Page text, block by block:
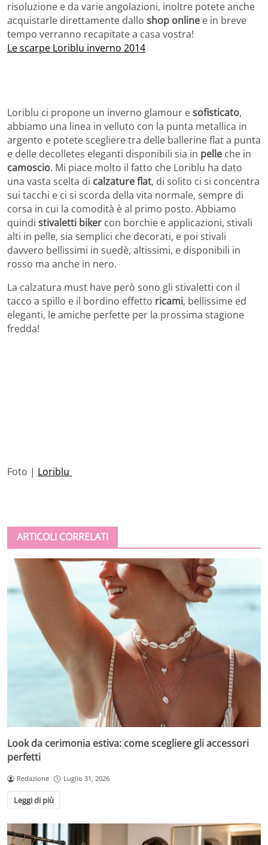
risoluzione e da varie angolazioni, inoltre potete anche
acquistarle direttamente dallo shop online e in breve
tempo verranno recapitate a casa vostra!
Le scarpe Loriblu inverno 2014
Loriblu ci propone un inverno glamour esofisticato,
abbiamo una linea in velluto con la punta metallica in
argento e potete scegliere tra delle ballerine flat a punta
e delle decolletes eleganti disponibili sia in pelle che in
camoscio. Mi piace molto il fatto che Loriblu ha dato
una vasta scelta di calzature flat, di solito ci si concentra
sui tacchi e ci si scorda della vita normale, sempre di
corsa in cui la comodità è al primo posto. Abbiamo
quindi stivaletti biker con borchie e applicazioni, stivali
alti in pelle, sia semplici che decorati, e poi stivali
davvero bellissimi in suedè, altissimi, e disponibili in
rosso ma anche in nero.
La calzatura must have però sono gli stivaletti con il
tacco a spillo e il bordino effetto ricami, bellissime ed
eleganti, le amiche perfette per la prossima stagione
fredda!
Foto | Loriblu
ARTICOLI CORRELATI
Look da cerimonia estiva: come scegliere gli accessori
perfetti
Redazione Luglio 31, 2026
Leggi di più